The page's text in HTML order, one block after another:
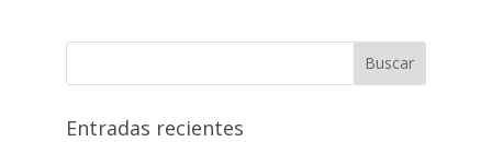
Entradas recientes